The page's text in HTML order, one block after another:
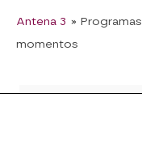
Antena 3 » Programas
momentos